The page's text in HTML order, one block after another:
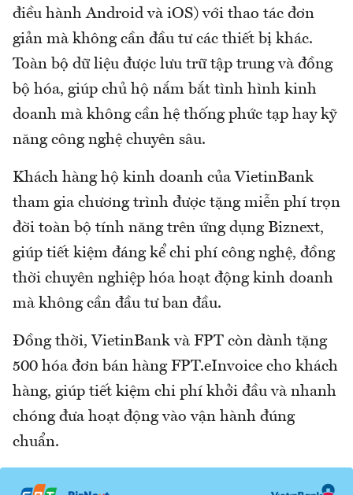
điều hành Android và iOS) với thao tác đơn
giản mà không cần đầu tư các thiết bị khác.
Toàn bộ dữ liệu được lưu trữ tập trung và đồng
bộ hóa, giúp chủ hộ nắm bắt tình hình kinh
doanh mà không cần hệ thống phức tạp hay kỹ
năng công nghệ chuyên sâu.
Khách hàng hộ kinh doanh của VietinBank
tham gia chương trình được tặng miễn phí trọn
đời toàn bộ tính năng trên ứng dụng Biznext,
giúp tiết kiệm đáng kể chi phí công nghệ, đồng
thời chuyên nghiệp hóa hoạt động kinh doanh
mà không cần đầu tư ban đầu.
Đồng thời, VietinBank và FPT còn dành tặng
500 hóa đơn bán hàng FPT.eInvoice cho khách
hàng, giúp tiết kiệm chi phí khởi đầu và nhanh
chóng đưa hoạt động vào vận hành đúng
chuẩn.